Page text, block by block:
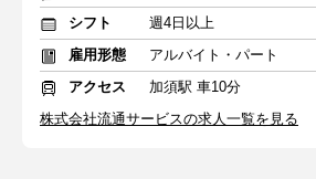
シフト
週4日以上
雇用形態
アルバイト・パート
アクセス
加須駅 車10分
株式会社流通サービスの求人一覧を見る